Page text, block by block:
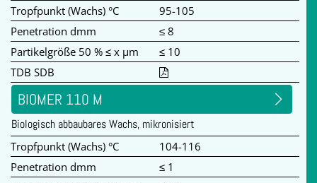
Tropfpunkt (Wachs) °C
95-105
Penetration dmm
≤ 8
Partikelgröße 50 % ≤ x µm
≤ 10
TDB SDB
BIOMER 110 M
Biologisch abbaubares Wachs, mikronisiert
Tropfpunkt (Wachs) °C
104-116
Penetration dmm
≤ 1